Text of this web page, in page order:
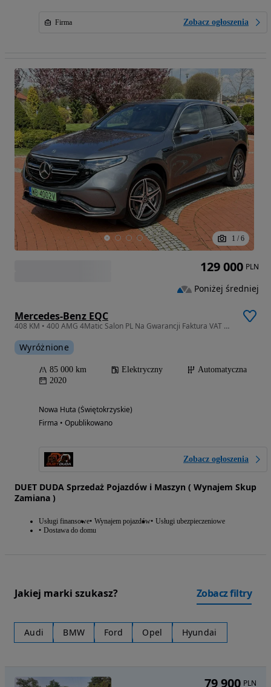
Firma Zobacz ogłoszenia
1 / 6
Mercedes-Benz EQC
408 KM • 400 AMG 4Matic Salon PL Na Gwarancji Faktura VAT Możliwa Zamiana
Wyróżnione
85 000 km Elektryczny
Automatyczna
2020
Nowa Huta (Świętokrzyskie)
Firma • Opublikowano
Zobacz ogłoszenia
DUET DUDA Sprzedaż Pojazdów i Maszyn ( Wynajem Skup
Zamiana )
Usługi finansowe Wynajem pojazdów Usługi ubezpieczeniowe
Dostawa do domu
129 000 PLN
Poniżej średniej
Jakiej marki szukasz? Zobacz filtry
Audi BMW Ford Opel Hyundai
79 900 PLN